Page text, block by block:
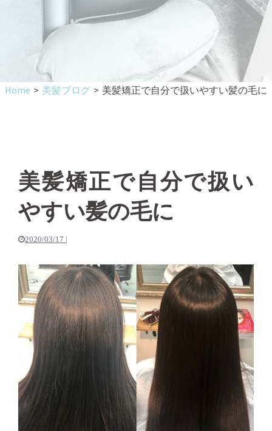
Home > 美髪ブログ > 美髪矯正で自分で扱いやすい髪の毛に
美髪矯正で自分で扱い
やすい髪の毛に
2020/03/17 |